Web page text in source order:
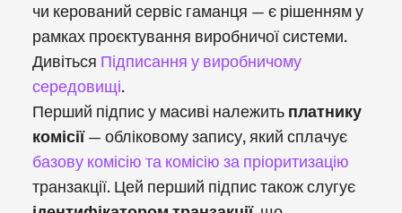
чи керований сервіс гаманця — є рішенням у
рамках проєктування виробничої системи.
Дивіться Підписання у виробничому
середовищі.
Перший підпис у масиві належить платнику
комісії— обліковому запису, який сплачує
базову комісію та комісію за пріоритизацію
транзакції. Цей перший підпис також слугує